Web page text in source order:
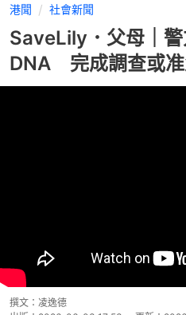
港聞 社會新聞
SaveLily．父母｜
DNA 完成調查或准
撰文： 凌逸德